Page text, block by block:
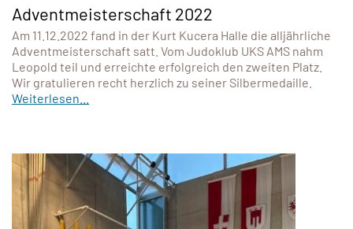
Adventmeisterschaft 2022
Am 11.12.2022 fand in der Kurt Kucera Halle die alljährliche
Adventmeisterschaft satt. Vom Judoklub UKS AMS nahm
Leopold teil und erreichte erfolgreich den zweiten Platz.
Wir gratulieren recht herzlich zu seiner Silbermedaille.
Weiterlesen...